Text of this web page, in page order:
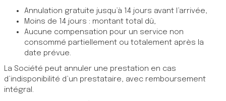
Annulation gratuite jusqu’à 14 jours avant l’arrivée,
Moins de 14 jours : montant total dû,
Aucune compensation pour un service non
consommé partiellement ou totalement après la
date prévue.
La Société peut annuler une prestation en cas
d’indisponibilité d’un prestataire, avec remboursement
intégral.